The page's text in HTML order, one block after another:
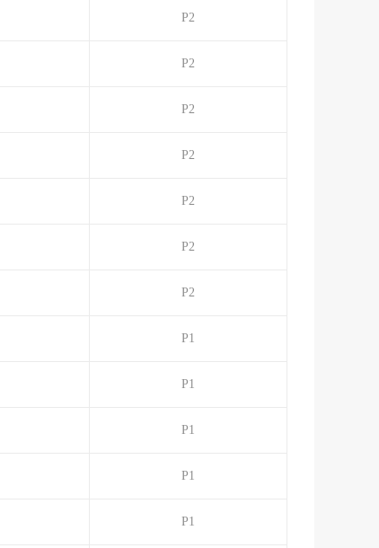
P2
P2
P2
P2
P2
P2
P2
P1
P1
P1
P1
P1